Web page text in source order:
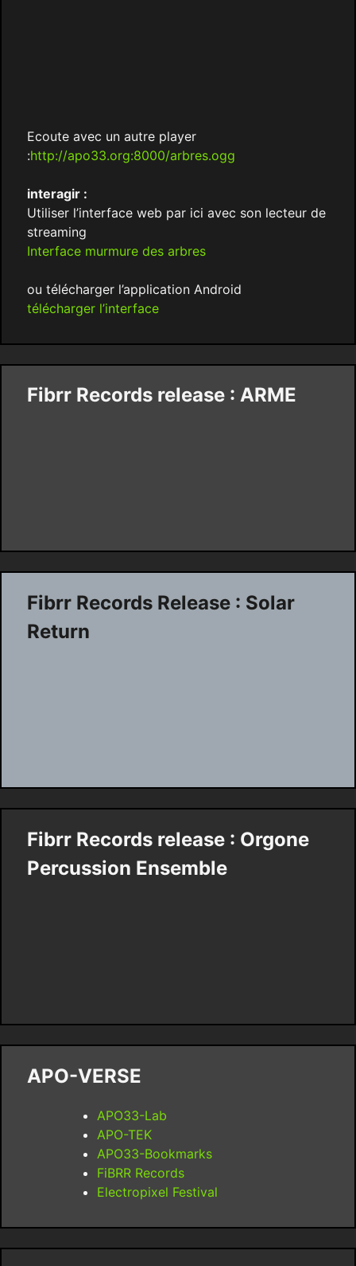
Ecoute avec un autre player
:http://apo33.org:8000/arbres.ogg
interagir :
Utiliser l’interface web par ici avec son lecteur de
streaming
Interface murmure des arbres
ou télécharger l’application Android
télécharger l’interface
Fibrr Records release : ARME
Fibrr Records Release : Solar
Return
Fibrr Records release : Orgone
Percussion Ensemble
APO-VERSE
APO33-Lab
APO-TEK
APO33-Bookmarks
FiBRR Records
Electropixel Festival